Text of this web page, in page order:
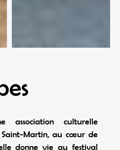
association culturelle
Martin, au cœur de
donne vie au festival